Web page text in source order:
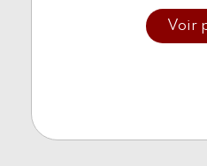
Cette fontaine a été
FONDERIE VINCENT.La
fonderie a réalisé des
abîmés par le temps.
Alain
Voir